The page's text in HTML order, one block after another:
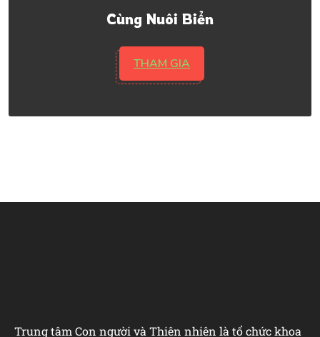
Cùng Nuôi Biển
THAM GIA
Trung tâm Con người và Thiên nhiên là tổ chức khoa